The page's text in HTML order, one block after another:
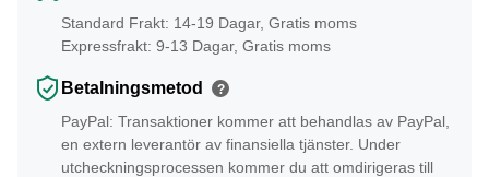
Standard Frakt: 14-19 Dagar, Gratis moms
Expressfrakt: 9-13 Dagar, Gratis moms
Betalningsmetod ?
PayPal: Transaktioner kommer att behandlas av PayPal,
en extern leverantör av finansiella tjänster. Under
utcheckningsprocessen kommer du att omdirigeras till